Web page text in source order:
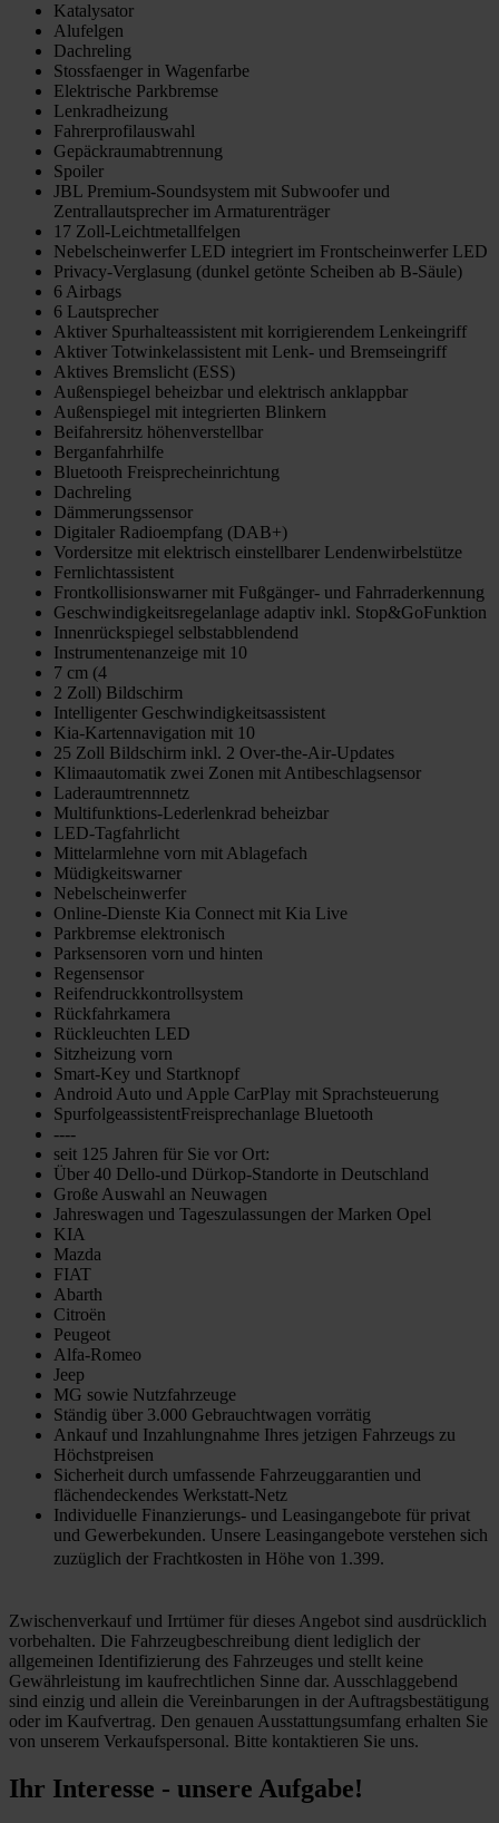
Katalysator
Alufelgen
Dachreling
Stossfaenger in Wagenfarbe
Elektrische Parkbremse
Lenkradheizung
Fahrerprofilauswahl
Gepäckraumabtrennung
Spoiler
JBL Premium-Soundsystem mit Subwoofer und
Zentrallautsprecher im Armaturenträger
17 Zoll-Leichtmetallfelgen
Nebelscheinwerfer LED integriert im Frontscheinwerfer LED
Privacy-Verglasung (dunkel getönte Scheiben ab B-Säule)
6 Airbags
6 Lautsprecher
Aktiver Spurhalteassistent mit korrigierendem Lenkeingriff
Aktiver Totwinkelassistent mit Lenk- und Bremseingriff
Aktives Bremslicht (ESS)
Außenspiegel beheizbar und elektrisch anklappbar
Außenspiegel mit integrierten Blinkern
Beifahrersitz höhenverstellbar
Berganfahrhilfe
Bluetooth Freisprecheinrichtung
Dachreling
Dämmerungssensor
Digitaler Radioempfang (DAB+)
Vordersitze mit elektrisch einstellbarer Lendenwirbelstütze
Fernlichtassistent
Frontkollisionswarner mit Fußgänger- und Fahrraderkennung
Geschwindigkeitsregelanlage adaptiv inkl. Stop&GoFunktion
Innenrückspiegel selbstabblendend
Instrumentenanzeige mit 10
7 cm (4
2 Zoll) Bildschirm
Intelligenter Geschwindigkeitsassistent
Kia-Kartennavigation mit 10
25 Zoll Bildschirm inkl. 2 Over-the-Air-Updates
Klimaautomatik zwei Zonen mit Antibeschlagsensor
Laderaumtrennnetz
Multifunktions-Lederlenkrad beheizbar
LED-Tagfahrlicht
Mittelarmlehne vorn mit Ablagefach
Müdigkeitswarner
Nebelscheinwerfer
Online-Dienste Kia Connect mit Kia Live
Parkbremse elektronisch
Parksensoren vorn und hinten
Regensensor
Reifendruckkontrollsystem
Rückfahrkamera
Rückleuchten LED
Sitzheizung vorn
Smart-Key und Startknopf
Android Auto und Apple CarPlay mit Sprachsteuerung
SpurfolgeassistentFreisprechanlage Bluetooth
----
seit 125 Jahren für Sie vor Ort:
Über 40 Dello-und Dürkop-Standorte in Deutschland
Große Auswahl an Neuwagen
Jahreswagen und Tageszulassungen der Marken Opel
KIA
Mazda
FIAT
Abarth
Citroën
Peugeot
Alfa-Romeo
Jeep
MG sowie Nutzfahrzeuge
Ständig über 3.000 Gebrauchtwagen vorrätig
Ankauf und Inzahlungnahme Ihres jetzigen Fahrzeugs zu
Höchstpreisen
Sicherheit durch umfassende Fahrzeuggarantien und
flächendeckendes Werkstatt-Netz
Individuelle Finanzierungs- und Leasingangebote für privat
und Gewerbekunden. Unsere Leasingangebote verstehen sich
zuzüglich der Frachtkosten in Höhe von 1.399.
Zwischenverkauf und Irrtümer für dieses Angebot sind ausdrücklich
vorbehalten. Die Fahrzeugbeschreibung dient lediglich der
allgemeinen Identifizierung des Fahrzeuges und stellt keine
Gewährleistung im kaufrechtlichen Sinne dar. Ausschlaggebend
sind einzig und allein die Vereinbarungen in der Auftragsbestätigung
oder im Kaufvertrag. Den genauen Ausstattungsumfang erhalten Sie
von unserem Verkaufspersonal. Bitte kontaktieren Sie uns.
Ihr Interesse - unsere Aufgabe!